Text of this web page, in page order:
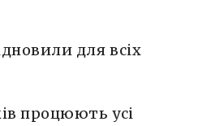
для всіх
процюють усі